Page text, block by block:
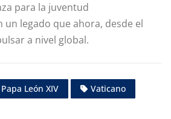
para la juventud
legado que ahora, desde el
a nivel global.
Papa León XIV Vaticano